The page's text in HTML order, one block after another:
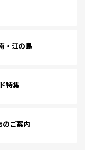
・江の島
特集
のご案内